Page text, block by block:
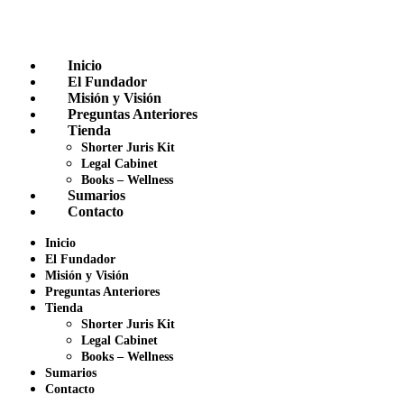
Inicio
El Fundador
Misión y Visión
Preguntas Anteriores
Tienda
Shorter Juris Kit
Legal Cabinet
Books – Wellness
Sumarios
Contacto
Inicio
El Fundador
Misión y Visión
Preguntas Anteriores
Tienda
Shorter Juris Kit
Legal Cabinet
Books – Wellness
Sumarios
Contacto